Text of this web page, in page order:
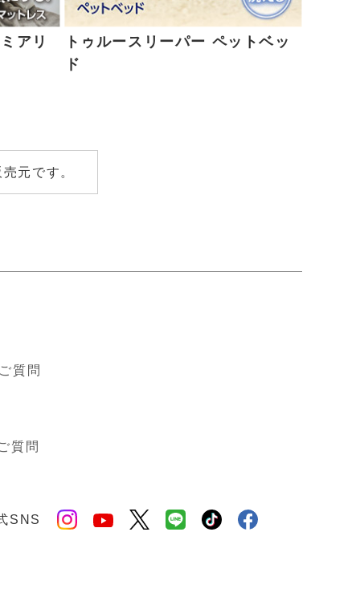
アリ
トゥルースリーパー ペットベッ
ド
元です。
質問
質問
SNS